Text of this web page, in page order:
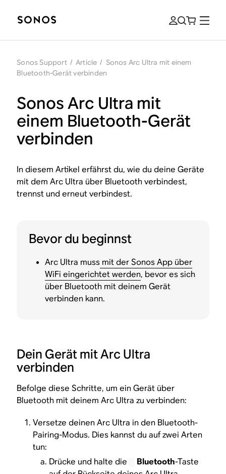
Sonos Support / Article / Sonos Arc Ultra mit einem
Bluetooth-Gerät verbinden
Sonos Arc Ultra mit
einem Bluetooth-Gerät
verbinden
In diesem Artikel erfährst du, wie du deine Geräte
mit dem Arc Ultra über Bluetooth verbindest,
trennst und erneut verbindest.
Bevor du beginnst
Arc Ultra muss mit der Sonos App über
WiFi eingerichtet werden, bevor es sich
über Bluetooth mit deinem Gerät
verbinden kann.
Dein Gerät mit Arc Ultra
verbinden
Befolge diese Schritte, um ein Gerät über
Bluetooth mit deinem Arc Ultra zu verbinden:
Versetze deinen Arc Ultra in den Bluetooth-
Pairing-Modus. Dies kannst du auf zwei Arten
tun:
Drücke und halte die
Bluetooth-Taste